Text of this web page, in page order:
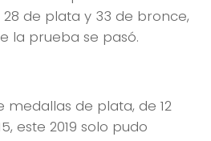
de plata y 33 de bronce,
la prueba se pasó.
medallas de plata, de 12
este 2019 solo pudo